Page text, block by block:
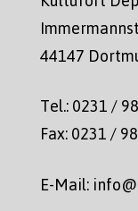
44147
Tel.: 0231 /
Fax: 0231 /
E-Mail: